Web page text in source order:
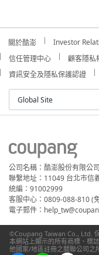
關於酷澎 Investor
信任管理中心
顧客隱私
資訊安全及隱私保護認證
Global Site
公司名稱：酷澎股份有限公司
聯繫地址：11049 台北市信
統編：91002999
客服中心：0809-088-810 (
電子郵件：
©Coupang Taiwan Co., Ltd.
本網站上顯示的所有商標、標
他國家/地區註冊之關聯公司之